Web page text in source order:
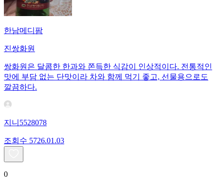
한남메디팜
진쌍화원
쌍화원은 달콤한 한과와 쫀득한 식감이 인상적이다. 전통적인
맛에 부담 없는 단맛이라 차와 함께 먹기 좋고, 선물용으로도
깔끔하다.
지니5528078
조회수 5726.01.03
0